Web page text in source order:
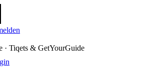
· Tiqets & GetYourGuide